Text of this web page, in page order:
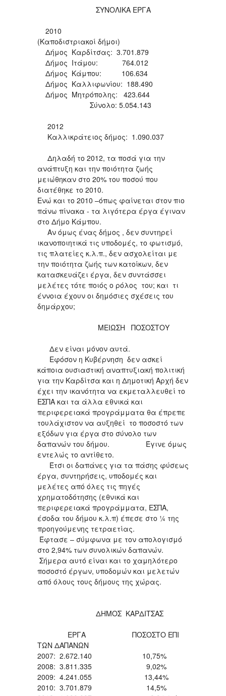
ΣΥΝΟΛΙΚΑ ΕΡΓΑ
2010
(Καποδιστριακοί δήμοι)
Δήμος Καρδίτσας: 3.701.879
Δήμος Ιτάμου: 764.012
Δήμος Κάμπου: 106.634
Δήμος Καλλιφωνίου: 188.490
Δήμος Μητρόπολης: 423.644
Σύνολο: 5.054.143
2012
Καλλικράτειος δήμος: 1.090.037
Δηλαδή το 2012, τα ποσά για την
ανάπτυξη και την ποιότητα ζωής
μειώθηκαν στο 20% του ποσού που
διατέθηκε το 2010.
Ενώ και το 2010 –όπως φαίνεται στον πιο
πάνω πίνακα - τα λιγότερα έργα έγιναν
στο Δήμο Κάμπου.
Αν όμως ένας δήμος , δεν συντηρεί
ικανοποιητικά τις υποδομές, το φωτισμό,
τις πλατείες κ.λ.π., δεν ασχολείται με
την ποιότητα ζωής των κατοίκων, δεν
κατασκευάζει έργα, δεν συντάσσει
μελέτες τότε ποιός ο ρόλος του; και τι
έννοια έχουν οι δημόσιες σχέσεις του
δημάρχου;
ΜΕΙΩΣΗ ΠΟΣΟΣΤΟΥ
Δεν είναι μόνον αυτά.
Εφόσον η Κυβέρνηση δεν ασκεί
κάποια ουσιαστική αναπτυξιακή πολιτική
για την Καρδίτσα και η Δημοτική Αρχή δεν
έχει την ικανότητα να εκμεταλλευθεί το
ΕΣΠΑ και τα άλλα εθνικά και
περιφερειακά προγράμματα θα έπρεπε
τουλάχιστον να αυξηθεί το ποσοστό των
εξόδων για έργα στο σύνολο των
δαπανών του δήμου. Έγινε όμως
εντελώς το αντίθετο.
Έτσι οι δαπάνες για τα πάσης φύσεως
έργα, συντηρήσεις, υποδομές και
μελέτες από όλες τις πηγές
χρηματοδότησης (εθνικά και
περιφερειακά προγράμματα, ΕΣΠΑ,
έσοδα του δήμου κ.λ.π) έπεσε στο ¼ της
προηγούμενης τετραετίας.
Έφτασε – σύμφωνα με τον απολογισμό
στο 2,94% των συνολικών δαπανών.
Σήμερα αυτό είναι και το χαμηλότερο
ποσοστό έργων, υποδομών και μελετών
από όλους τους δήμους της χώρας.
ΔΗΜΟΣ ΚΑΡΔΙΤΣΑΣ
ΕΡΓΑ ΠΟΣΟΣΤΟ ΕΠΙ
ΤΩΝ ΔΑΠΑΝΩΝ
2007: 2.672.140 10,75%
2008: 3.811.335 9,02%
2009: 4.241.055 13,44%
2010: 3.701.879 14,5%